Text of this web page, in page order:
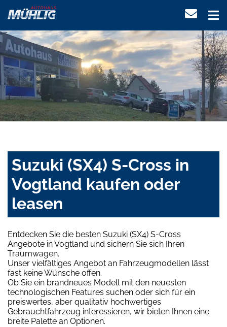
Suzuki (SX4) S-Cross in
Vogtland kaufen oder
leasen
Entdecken Sie die besten Suzuki (SX4) S-Cross
Angebote in Vogtland und sichern Sie sich Ihren
Traumwagen.
Unser vielfältiges Angebot an Fahrzeugmodellen lässt
fast keine Wünsche offen.
Ob Sie ein brandneues Modell mit den neuesten
technologischen Features suchen oder sich für ein
preiswertes, aber qualitativ hochwertiges
Gebrauchtfahrzeug interessieren, wir bieten Ihnen eine
breite Palette an Optionen.